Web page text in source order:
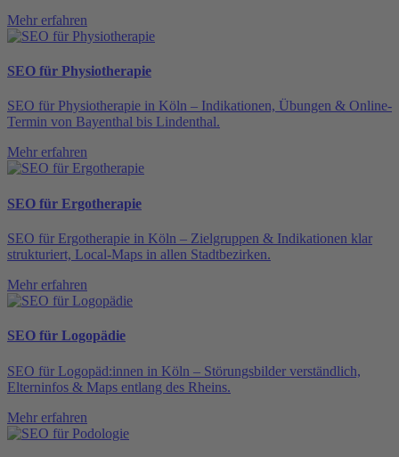
Mehr erfahren
SEO für Physiotherapie
SEO für Physiotherapie in Köln – Indikationen, Übungen & Online-
Termin von Bayenthal bis Lindenthal.
Mehr erfahren
SEO für Ergotherapie
SEO für Ergotherapie in Köln – Zielgruppen & Indikationen klar
strukturiert, Local-Maps in allen Stadtbezirken.
Mehr erfahren
SEO für Logopädie
SEO für Logopäd:innen in Köln – Störungsbilder verständlich,
Elterninfos & Maps entlang des Rheins.
Mehr erfahren